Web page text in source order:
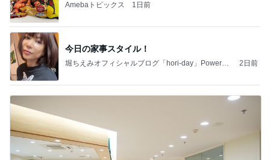
Amebaトピックス 1日前
今日の家事スタイル！
堀ちえみオフィシャルブログ「hori-day」Powered
2日前